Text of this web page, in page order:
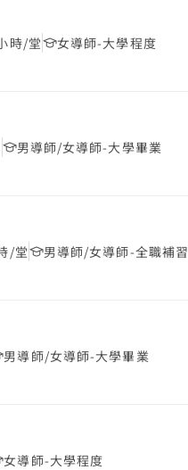
時/堂 女導師-大學程度
男導師/女導師-大學畢業
/堂 男導師/女導師-全職補習
男導師/女導師-大學畢業
女導師-大學程度